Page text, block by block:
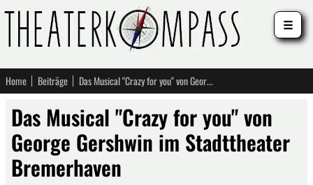
Home Beiträge Das Musical "Crazy for you" von George Gershwin im Stadttheater Bremerhaven
Das Musical "Crazy for you" von
George Gershwin im Stadttheater
Bremerhaven
☰